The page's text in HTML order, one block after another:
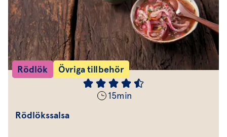
Rödlök Övriga tillbehör
15min
Rödlökssalsa